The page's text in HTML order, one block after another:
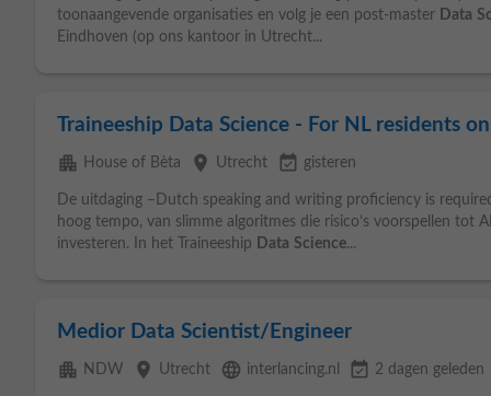
toonaangevende organisaties en volg je een post-master Data
Eindhoven (op ons kantoor in Utrecht...
Traineeship Data Science - For NL residents
apartment House of Bèta place Utrecht event_available gisteren
De uitdaging –Dutch speaking and writing proficiency is
hoog tempo, van slimme algoritmes die risico’s voorspellen tot
investeren. In het Traineeship Data Science...
Medior Data Scientist/Engineer
apartment NDW place Utrecht language interlancing.nl event_available 2 dagen geleden